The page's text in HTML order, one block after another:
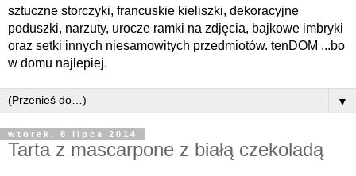
sztuczne storczyki, francuskie kieliszki, dekoracyjne
poduszki, narzuty, urocze ramki na zdjęcia, bajkowe imbryki
oraz setki innych niesamowitych przedmiotów. tenDOM ...bo
w domu najlepiej.
▼
wtorek, 8 lipca 2014
Tarta z mascarpone z białą czekoladą